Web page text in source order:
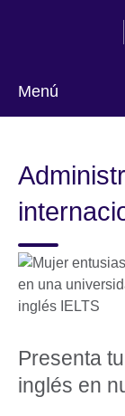
Menú
idioma
Presenta
inglés en